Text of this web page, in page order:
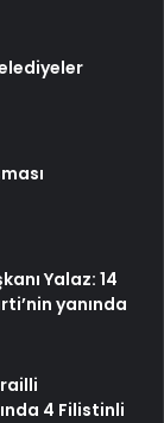
Yalaz: 14
yanında
4 Filistinli